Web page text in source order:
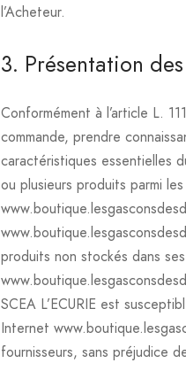
l’Acheteur.
3. Présentation
Conformément à l’article L.
commande, prendre
caractéristiques essentielles
ou plusieurs produits parmi
produits non stockés dans
SCEA L’ECURIE est
Internet
fournisseurs, sans préjudice